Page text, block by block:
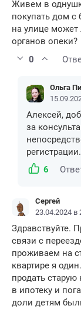
Живем в
покупать дом с
на улице может
органов опеки?
0
Ольга
Алексей,
за
регистрации.
6
Сергей
23.04.2024 в
Здравствуйте.
связи с
проживаем на
квартире я
продать старую
в ипотеку и
доли детям